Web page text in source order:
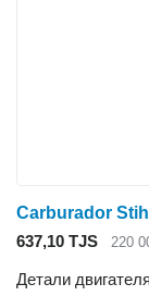
Carburador
637,10 TJS
220
Детали